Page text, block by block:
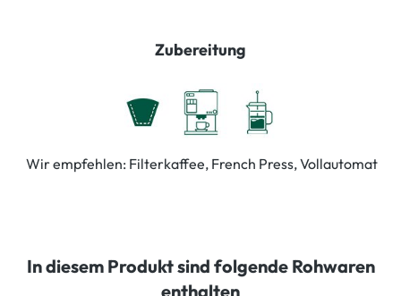
Zubereitung
Wir empfehlen: Filterkaffee, French Press, Vollautomat
In diesem Produkt sind folgende Rohwaren
enthalten